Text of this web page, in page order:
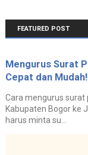
FEATURED POST
Mengurus Surat
Cepat dan Mudah!
Cara mengurus surat
Kabupaten Bogor ke
harus minta su...